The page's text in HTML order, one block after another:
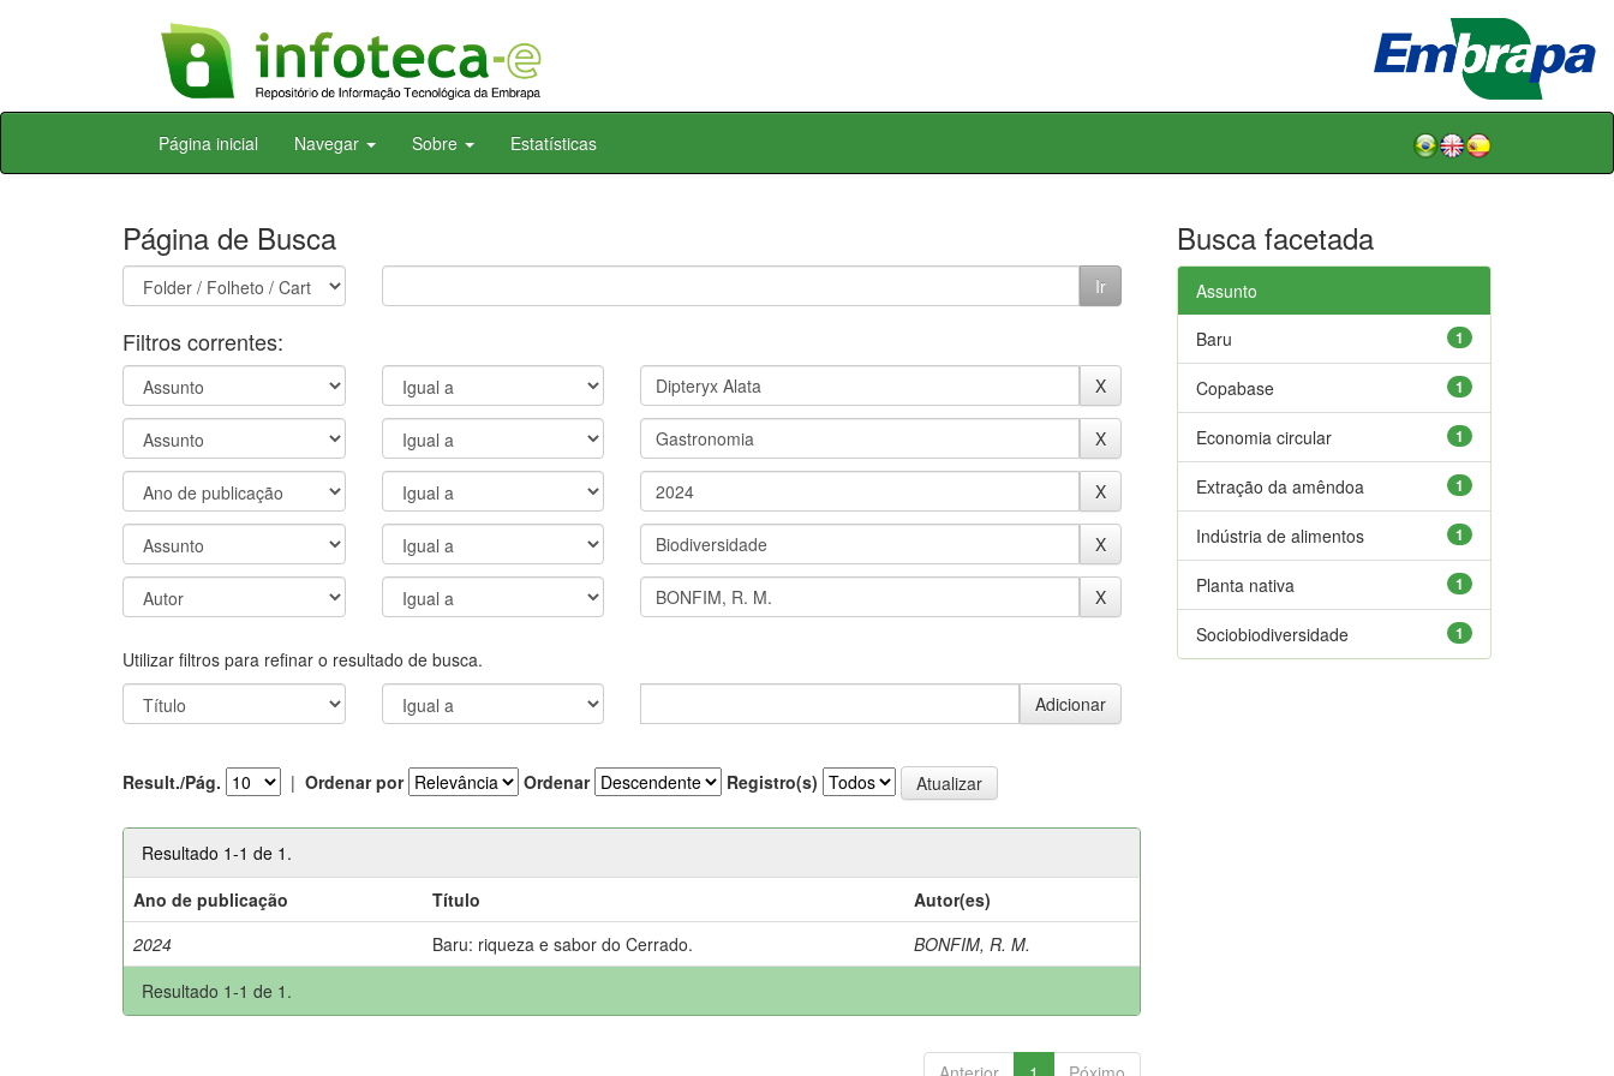
Skip
Página inicial Navegar Sobre Estatísticas
Página de Busca
Filtros correntes:
Utilizar filtros para refinar o resultado de busca.
Result./Pág. | Ordenar por Ordenar Registro(s)
Resultado 1-1 de 1.
Ano de publicação
Título
Autor(es)
2024
Baru: riqueza e sabor do Cerrado.
BONFIM, R. M.
Resultado 1-1 de 1.
Busca facetada
Assunto
1
Baru
1
Copabase
1
Economia circular
1
Extração da amêndoa
1
Indústria de alimentos
1
Planta nativa
1
Sociobiodiversidade